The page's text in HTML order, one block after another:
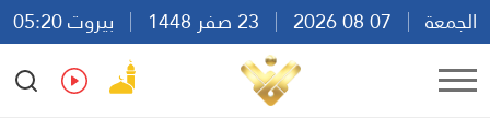
الجمعة
بيروت 05:20
Ar
En Fr Es